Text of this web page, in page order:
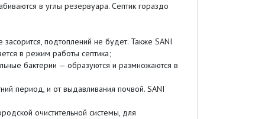
в углы резервуара. Септик гораздо
подтоплений не будет. Также SANI
в режим работы септика;
бактерии — образуются и размножаются в
период, и от выдавливания почвой. SANI
очистительной системы, для